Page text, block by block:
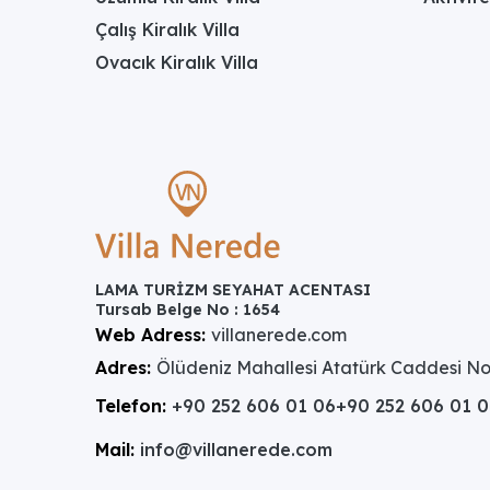
için mükemmel bir tercihtir. Bu özel villada
Çalış Kiralık Villa
Ovacık Kiralık Villa
LAMA TURİZM SEYAHAT ACENTASI
Tursab Belge No : 1654
Web Adress: villanerede.com
Adres: Ölüdeniz Mahallesi Atatürk Caddesi
Telefon: +90 252 606 01 06+90 252 606 01
Mail: info@villanerede.com